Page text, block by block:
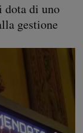
di uno
gestione